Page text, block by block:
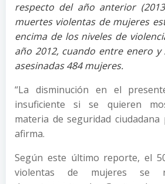
respecto del año anterior
muertes violentas de mujeres
encima de los niveles de
año 2012, cuando entre enero
asesinadas 484 mujeres.
“La disminución en el
insuficiente si se quieren
materia de seguridad ciudadana
afirma.
Según este último reporte, el
violentas de mujeres se